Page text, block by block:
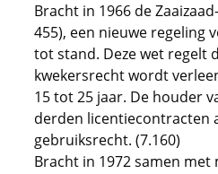
Bracht in 1966 de
455), een nieuwe regeling
tot stand. Deze wet regelt
kwekersrecht wordt
15 tot 25 jaar. De houder
derden licentiecontracten
gebruiksrecht. (7.160)
Bracht in 1972 samen